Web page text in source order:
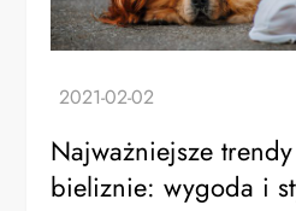
Najważniejsze
bieliznie: wygoda i